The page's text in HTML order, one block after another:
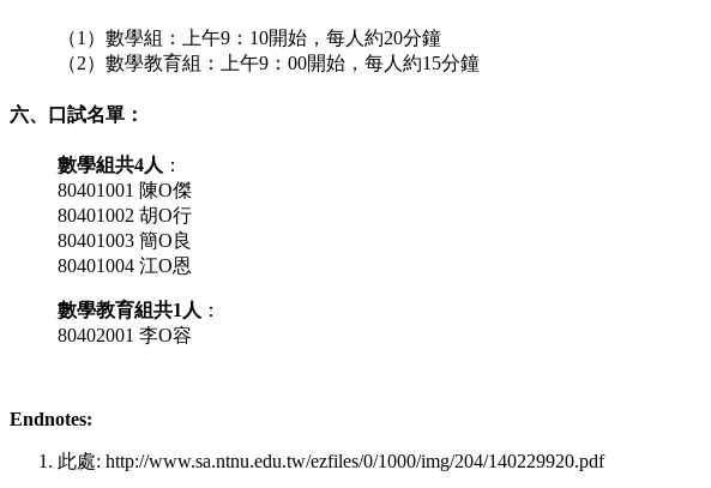
（1）數學組：上午9：10開始，每人約20分鐘
（2）數學教育組：上午9：00開始，每人約15分鐘
六、口試名單：
數學組共4人 ：
80401001 陳O傑
80401002 胡O行
80401003 簡O良
80401004 江O恩
數學教育組共1人 ：
80402001 李O容
Endnotes:
此處: http://www.sa.ntnu.edu.tw/ezfiles/0/1000/img/204/140229920.pdf